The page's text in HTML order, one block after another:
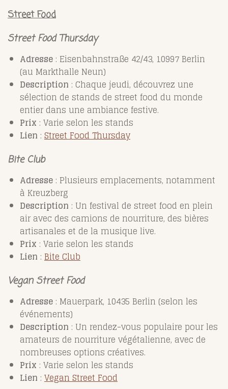
Street Food
Street Food Thursday
Adresse : Eisenbahnstraße 42/43, 10997 Berlin
(au Markthalle Neun)
Description : Chaque jeudi, découvrez une
sélection de stands de street food du monde
entier dans une ambiance festive.
Prix : Varie selon les stands
Lien : StreetFoodThursday
Bite Club
Adresse : Plusieurs emplacements, notamment
à Kreuzberg
Description : Un festival de street food en plein
air avec des camions de nourriture, des bières
artisanales et de la musique live.
Prix : Varie selon les stands
Lien : BiteClub
Vegan Street Food
Adresse : Mauerpark, 10435 Berlin (selon les
événements)
Description : Un rendez-vous populaire pour les
amateurs de nourriture végétalienne, avec de
nombreuses options créatives.
Prix : Varie selon les stands
Lien : VeganStreetFood